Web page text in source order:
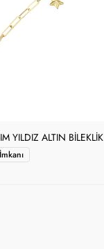
YILDIZ ALTIN BILEKLIK